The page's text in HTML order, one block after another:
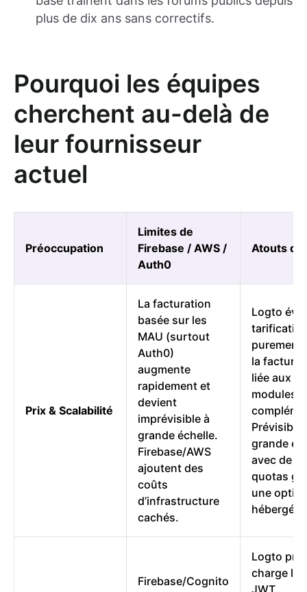
plus de dix ans sans correctifs.
Pourquoi les équipes
cherchent au-delà de
leur fournisseur
actuel
Préoccupation
Limites de
Firebase / AWS /
Auth0
Atouts de
Prix & Scalabilité
La facturation
basée sur les
MAU (surtout
Auth0)
augmente
rapidement et
devient
imprévisible à
grande échelle.
Firebase/AWS
ajoutent des
coûts
d’infrastructure
cachés.
Logto
purement
la
liée aux
modules
Prévisible
grande
avec de
quotas
une
hébergée.
Firebase/Cognito
Logto
charge